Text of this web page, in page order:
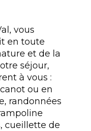
vous
en toute
et de la
séjour,
à vous :
ou en
randonnées
cueillette de